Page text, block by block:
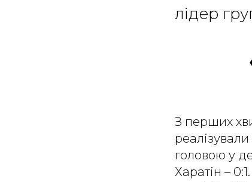
лідер
З перших
головою у
Харатін –